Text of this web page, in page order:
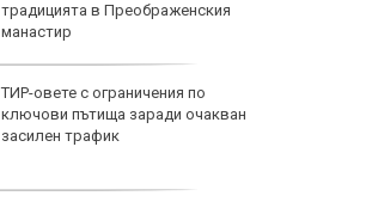
традицията в Преображенския
манастир
ТИР-овете с ограничения по
ключови пътища заради очакван
засилен трафик